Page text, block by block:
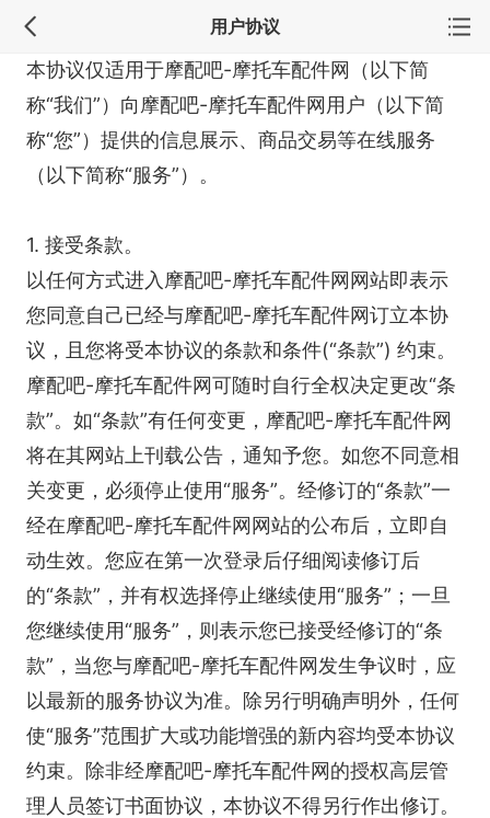
用户协议
本协议仅适用于摩配吧-摩托车配件网（以下简
称“我们”）向摩配吧-摩托车配件网用户（以下简
称“您”）提供的信息展示、商品交易等在线服务
（以下简称“服务”）。
1. 接受条款。
以任何方式进入摩配吧-摩托车配件网网站即表示
您同意自己已经与摩配吧-摩托车配件网订立本协
议，且您将受本协议的条款和条件(“条款”) 约束。
摩配吧-摩托车配件网可随时自行全权决定更改“条
款”。如“条款”有任何变更，摩配吧-摩托车配件网
将在其网站上刊载公告，通知予您。如您不同意相
关变更，必须停止使用“服务”。经修订的“条款”一
经在摩配吧-摩托车配件网网站的公布后，立即自
动生效。您应在第一次登录后仔细阅读修订后
的“条款”，并有权选择停止继续使用“服务”；一旦
您继续使用“服务”，则表示您已接受经修订的“条
款”，当您与摩配吧-摩托车配件网发生争议时，应
以最新的服务协议为准。除另行明确声明外，任何
使“服务”范围扩大或功能增强的新内容均受本协议
约束。除非经摩配吧-摩托车配件网的授权高层管
理人员签订书面协议，本协议不得另行作出修订。